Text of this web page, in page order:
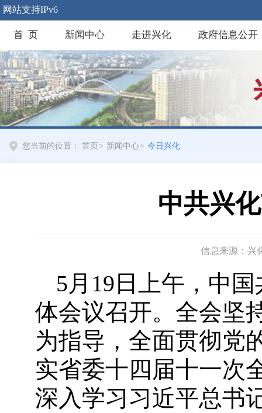
网站支持IPv6
首 页 新闻中心 走进兴化 政府信息公开
您当前的位置： 首页 > 新闻中心> 今日兴化
中共兴
信息来源：兴
5月19日上午，中
体会议召开。全会坚
为指导，全面贯彻党
实省委十四届十一次
深入学习习近平总书